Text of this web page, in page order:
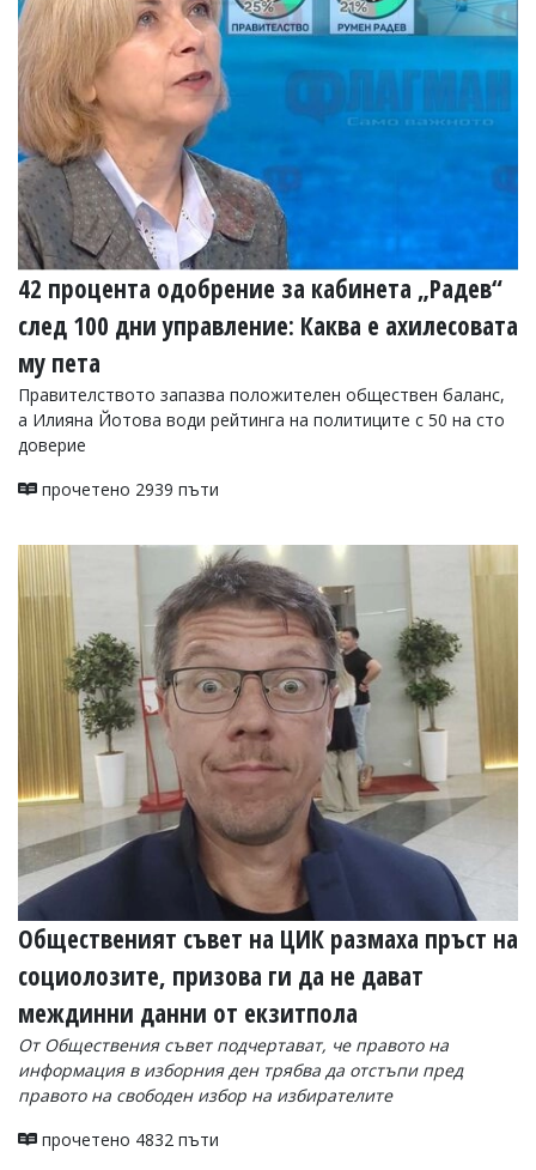
УКРАЙНА
СПОРТ
РАЗСЛЕДВАНЕ
БИЗНЕС
ЮГ
Управители:
Веселин
Василев,
email:
v.vasilev@flagman.bg
Катя
Касабова,
еmail:k.kassabova@flagman.bg
Главен
редактор:
Иван
email:
Коментарите
под
статиите
въвеждат
читателите
редакцията
носи
отговорност
тях!
откриете
обиден
за
вас
коментар,
сигнализирайте
ни!
42 процента одобрение за кабинета „Радев“
след 100 дни управление: Каква е ахилесовата
му пета
Правителството запазва положителен обществен баланс,
а Илияна Йотова води рейтинга на политиците с 50 на сто
доверие
прочетено 2939 пъти
Общественият съвет на ЦИК размаха пръст на
социолозите, призова ги да не дават
междинни данни от екзитпола
От Обществения съвет подчертават, че правото на
информация в изборния ден трябва да отстъпи пред
правото на свободен избор на избирателите
прочетено 4832 пъти